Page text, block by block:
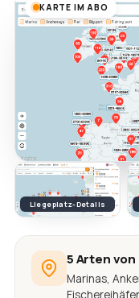
KARTE IM ABO
Liegeplatz-Details
5 Arten
Marinas,